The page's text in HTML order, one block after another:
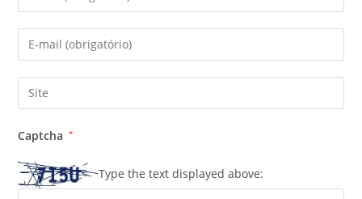
seu
nome
ou
de
usuário
para
Digite
seu
endereço
de
mail
para
comentar
Digite
o
seu
site
Captcha *
Type the text displayed above: